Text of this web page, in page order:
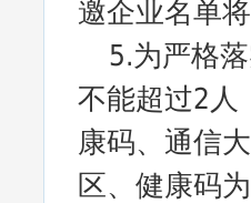
邀企业名单
5.为严格
不能超过2人
康码、通信
区、健康码